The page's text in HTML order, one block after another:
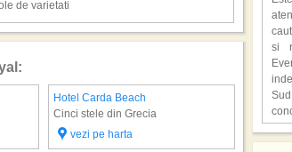
de varietati
Hotel Carda Beach
Cinci stele din Grecia
vezi pe harta
Hotel
Cinci
vezi
o
o
si